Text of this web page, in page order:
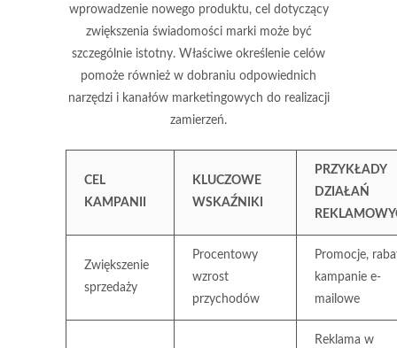
wprowadzenie nowego produktu, cel dotyczący
zwiększenia świadomości marki może być
szczególnie istotny. Właściwe określenie celów
pomoże również w dobraniu odpowiednich
narzędzi i kanałów marketingowych do realizacji
zamierzeń.
CEL
KAMPANII
KLUCZOWE
WSKAŹNIKI
PRZYKŁADY
DZIAŁAŃ
Zwiększenie
sprzedaży
Procentowy
wzrost
przychodów
Promocje,
kampanie e-
mailowe
Reklama w